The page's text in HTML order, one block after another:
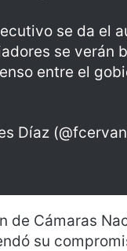
se da el
se verán
entre el
Díaz
de Cámaras
su